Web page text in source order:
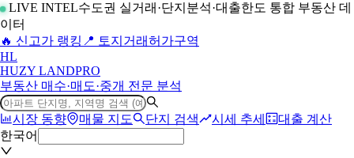
LIVE INTEL수도권 실거래·단지분석·대출한도 통합 부동산 데
이터
🔥 신고가 랭킹 📍 토지거래허가구역
HL
HUZY LANDPRO
부동산 매수·매도·중개 전문 분석
시장 동향 매물 지도 단지 검색 시세 추세
대출 계산
한국어